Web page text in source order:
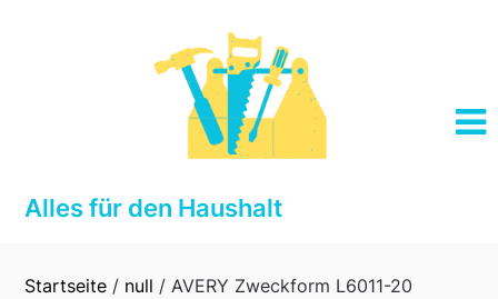
Alles für den Haushalt
Startseite / null / AVERY Zweckform L6011-20